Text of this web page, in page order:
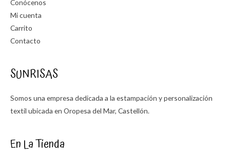
Conócenos
Mi cuenta
Carrito
Contacto
SUNRISAS
Somos una empresa dedicada a la estampación y personalización
textil ubicada en Oropesa del Mar, Castellón.
En La Tienda